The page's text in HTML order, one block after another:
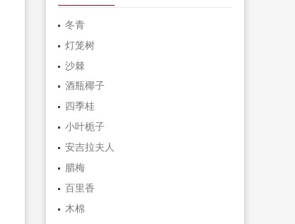
冬青
灯笼树
沙棘
酒瓶椰子
四季桂
小叶栀子
安吉拉夫人
腊梅
百里香
木棉